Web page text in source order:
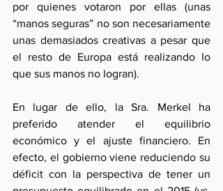
por quienes votaron por ellas (unas
“manos seguras” no son necesariamente
unas demasiados creativas a pesar que
el resto de Europa está realizando lo
que sus manos no logran).
En lugar de ello, la Sra. Merkel ha
preferido atender el equilibrio
económico y el ajuste financiero. En
efecto, el gobierno viene reduciendo su
déficit con la perspectiva de tener un